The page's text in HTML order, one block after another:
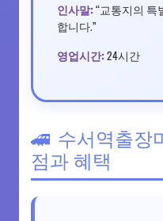
인사말: “교통지의 특
합니다.”
영업시간: 24시간
수서역출장
점과 혜택